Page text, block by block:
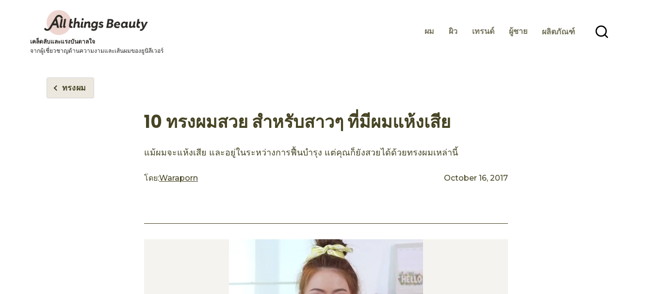
เคล็ดลับและแรงบันดาลใจ
จากผู้เชี่ยวชาญด้านความงามและเส้นผมของยูนิลีเวอร์
ผม ผิว เทรนด์ ผู้ชาย ผลิตภัณฑ์
ทรงผม
10 ทรงผมสวย สำหรับสาวๆ ที่มีผมแห้งเสีย
แม้ผมจะแห้งเสีย และอยู่ในระหว่างการฟื้นบำรุง แต่คุณก็ยังสวยได้ด้วยทรงผมเหล่านี้
โดย:Waraporn October 16, 2017